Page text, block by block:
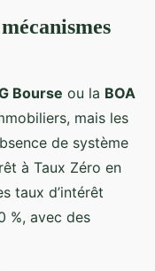
Bourse ou la BOA
mais les
de système
à Taux Zéro en
taux d’intérêt
%, avec des